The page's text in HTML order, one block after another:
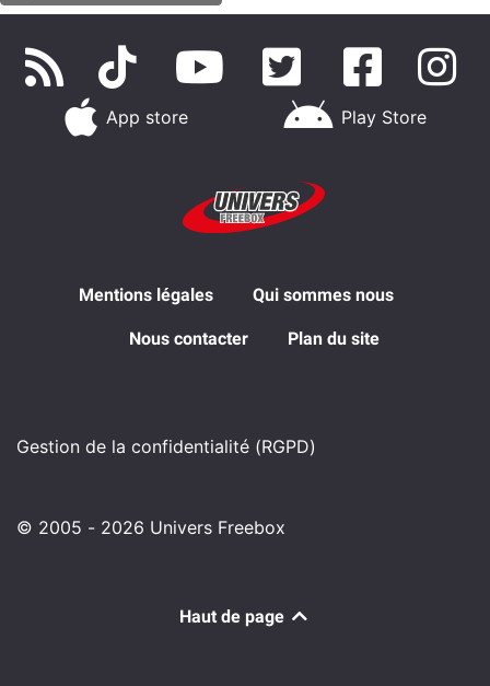
App store Play Store
Mentions légales Qui sommes nous
Nous contacter Plan du site
Gestion de la confidentialité (RGPD)
© 2005 - 2026 Univers Freebox
Haut de page